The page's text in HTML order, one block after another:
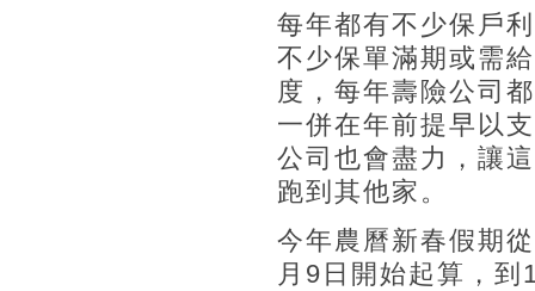
每年都有不少保戶
不少保單滿期或需
度，每年壽險公司
一併在年前提早以
公司也會盡力，讓
跑到其他家。
今年農曆新春假期
月9日開始起算，